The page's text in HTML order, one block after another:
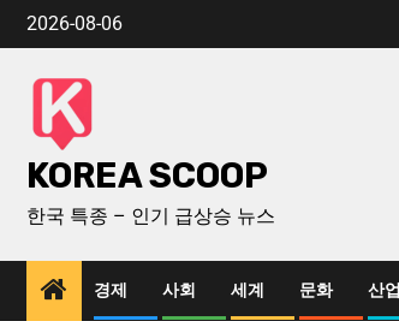
2026-08-06
KOREA SCOOP
한국 특종 – 인기 급상승 뉴스
경제 사회 세계 문화 산업